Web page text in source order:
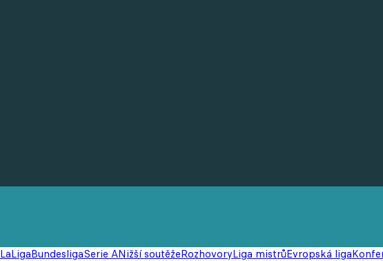
LaLigaBundesligaSerie ANižší soutěžeRozhovoryLiga mistrůEvropská liga